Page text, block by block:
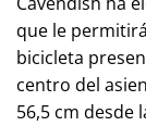
que le
bicicleta
centro del
56,5 cm desde